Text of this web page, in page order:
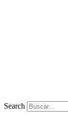
Search